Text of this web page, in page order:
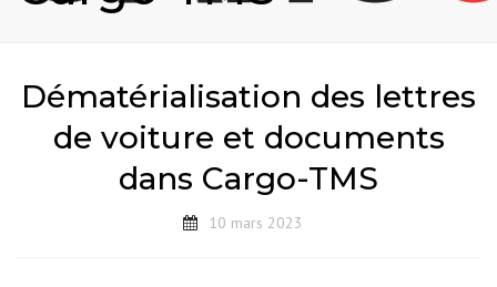
Dématérialisation des lettres
de voiture et documents
dans Cargo-TMS
10 mars 2023